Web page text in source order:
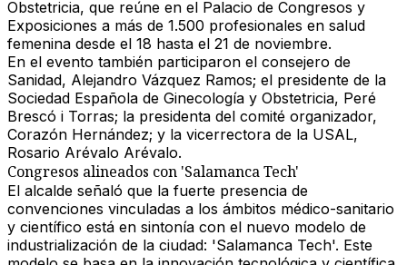
Obstetricia, que reúne en el Palacio de Congresos y
Exposiciones a más de 1.500 profesionales en salud
femenina desde el 18 hasta el 21 de noviembre.
En el evento también participaron el consejero de
Sanidad, Alejandro Vázquez Ramos; el presidente de la
Sociedad Española de Ginecología y Obstetricia, Peré
Brescó i Torras; la presidenta del comité organizador,
Corazón Hernández; y la vicerrectora de la USAL,
Rosario Arévalo Arévalo.
Congresos alineados con 'Salamanca Tech'
El alcalde señaló que la fuerte presencia de
convenciones vinculadas a los ámbitos médico-sanitario
y científico está en sintonía con el nuevo modelo de
industrialización de la ciudad: 'Salamanca Tech'. Este